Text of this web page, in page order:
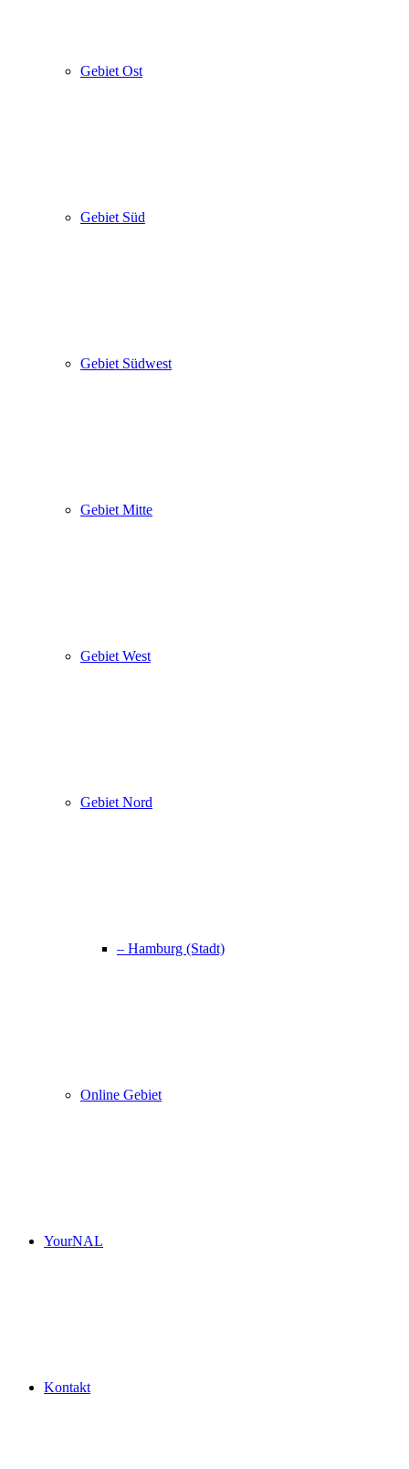
Gebiet Ost
Gebiet Süd
Gebiet Südwest
Gebiet Mitte
Gebiet West
Gebiet Nord
– Hamburg (Stadt)
Online Gebiet
YourNAL
Kontakt